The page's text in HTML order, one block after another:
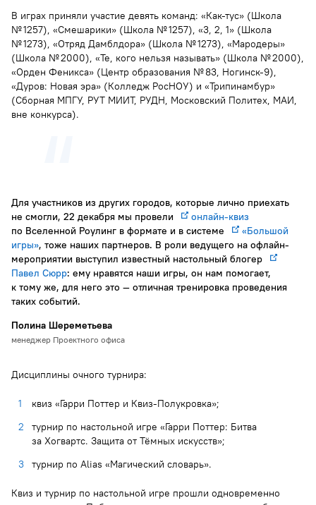
В играх приняли участие девять команд: «Как-тус» (Школа
№ 1257), «Смешарики» (Школа № 1257), «3, 2, 1» (Школа
№ 1273), «Отряд Дамблдора» (Школа № 1273), «Мародеры»
(Школа № 2000), «Те, кого нельзя называть» (Школа № 2000),
«Орден Феникса» (Центр образования № 83, Ногинск-9),
«Дуров: Новая эра» (Колледж РосНОУ) и «Трипинамбур»
(Сборная МПГУ, РУТ МИИТ, РУДН, Московский Политех, МАИ,
вне конкурса).
Для участников из других городов, которые лично приехать
не смогли, 22 декабря мы провели
онлайн-квиз
по Вселенной Роулинг в формате и в системе
«Большой
игры», тоже наших партнеров. В роли ведущего на офлайн-
мероприятии выступил известный настольный блогер
Павел Сюрр: ему нравятся наши игры, он нам помогает,
к тому же, для него это — отличная тренировка проведения
таких событий.
Полина Шереметьева
менеджер Проектного офиса
Дисциплины очного турнира:
квиз «Гарри Поттер и Квиз-Полукровка»;
турнир по настольной игре «Гарри Поттер: Битва
за Хогвартс. Защита от Тёмных искусств»;
турнир по Alias «Магический словарь».
Квиз и турнир по настольной игре прошли одновременно